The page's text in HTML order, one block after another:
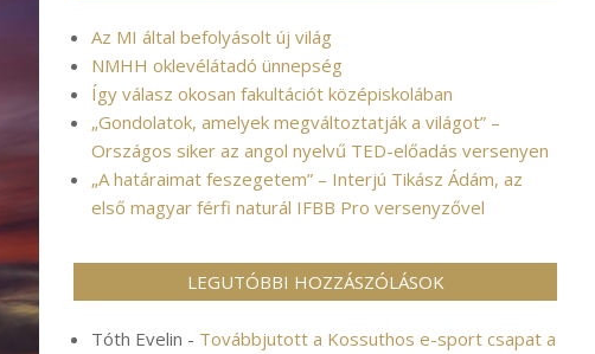
Az MI által befolyásolt új világ
NMHH oklevélátadó ünnepség
Így válasz okosan fakultációt középiskolában
„Gondolatok, amelyek megváltoztatják a világot” –
Országos siker az angol nyelvű TED-előadás versenyen
„A határaimat feszegetem” – Interjú Tikász Ádám, az
első magyar férfi naturál IFBB Pro versenyzővel
LEGUTÓBBI HOZZÁSZÓLÁSOK
Tóth Evelin - Továbbjutott a Kossuthos e-sport csapat a